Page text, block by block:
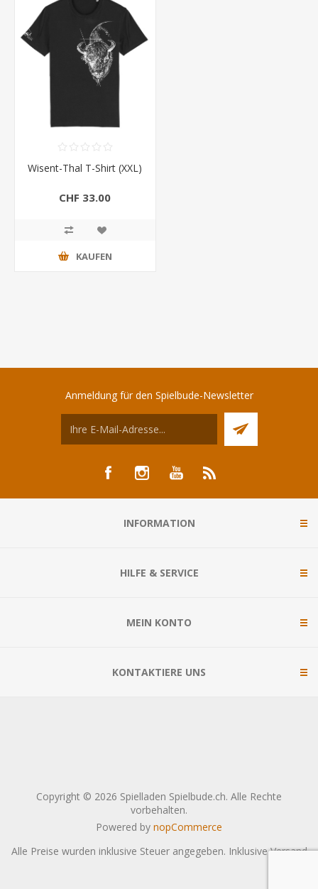
Wisent-Thal T-Shirt (XXL)
CHF 33.00
KAUFEN
Anmeldung für den Spielbude-Newsletter
INFORMATION
HILFE & SERVICE
MEIN KONTO
KONTAKTIERE UNS
Copyright © 2026 Spielladen Spielbude.ch. Alle Rechte
vorbehalten.
Powered by nopCommerce
Alle Preise wurden inklusive Steuer angegeben. InklusiveVersand